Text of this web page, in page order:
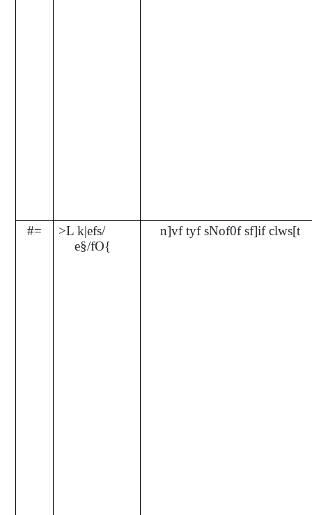
#=
>L k|efs/
e§/fO{
n]vf tyf sNof0f sf]if clws[t